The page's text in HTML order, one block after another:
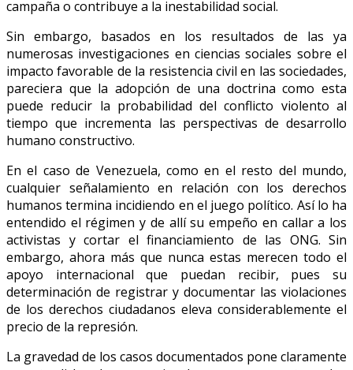
campaña o contribuye a la inestabilidad social.
Sin embargo, basados en los resultados de las ya
numerosas investigaciones en ciencias sociales sobre el
impacto favorable de la resistencia civil en las sociedades,
pareciera que la adopción de una doctrina como esta
puede reducir la probabilidad del conflicto violento al
tiempo que incrementa las perspectivas de desarrollo
humano constructivo.
En el caso de Venezuela, como en el resto del mundo,
cualquier señalamiento en relación con los derechos
humanos termina incidiendo en el juego político. Así lo ha
entendido el régimen y de allí su empeño en callar a los
activistas y cortar el financiamiento de las ONG. Sin
embargo, ahora más que nunca estas merecen todo el
apoyo internacional que puedan recibir, pues su
determinación de registrar y documentar las violaciones
de los derechos ciudadanos eleva considerablemente el
precio de la represión.
La gravedad de los casos documentados pone claramente